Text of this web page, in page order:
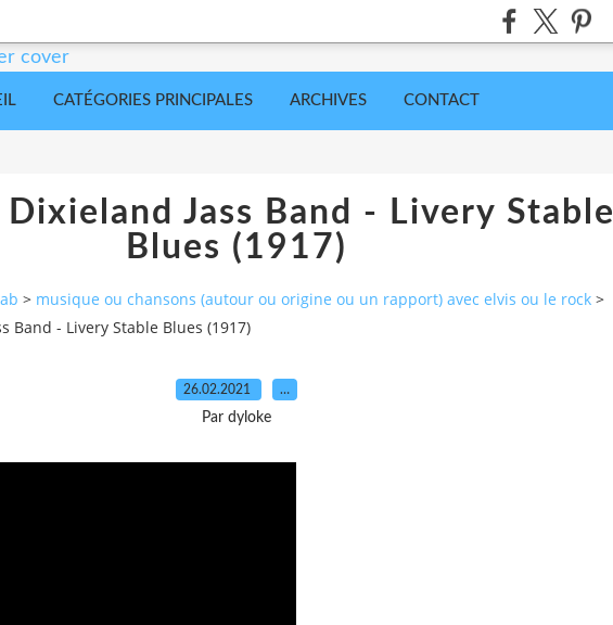
CATÉGORIES PRINCIPALES ARCHIVES CONTACT
Jass Band - Livery Stable
Blues (1917)
> musique ou chansons (autour ou origine ou un rapport) avec elvis ou le rock >
Band - Livery Stable Blues (1917)
26.02.2021 …
Par dyloke